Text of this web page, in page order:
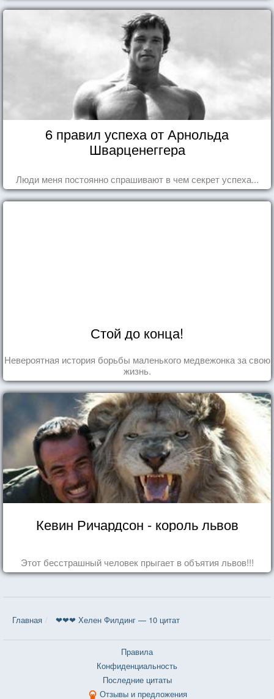
6 правил успеха от Арнольда
Шварценеггера
Люди меня постоянно спрашивают в чем секрет успеха...
Стой до конца!
Невероятная история борьбы маленького медвежонка за свою
жизнь.
Кевин Ричардсон - король львов
Этот бесстрашный человек прыгает в объятия львов!!!
Главная ❤❤❤ Хелен Филдинг — 10 цитат
Правила
Конфиденциальность
Последние цитаты
Отзывы и предложения